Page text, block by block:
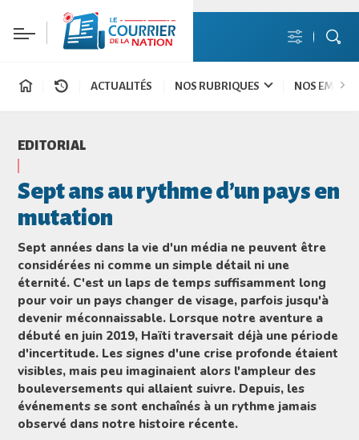
ACTUALITÉS NOS RUBRIQUES NOS
EDITORIAL
Sept ans au rythme d’un pays en
mutation
Sept années dans la vie d'un média ne peuvent être
considérées ni comme un simple détail ni une
éternité. C'est un laps de temps suffisamment long
pour voir un pays changer de visage, parfois jusqu'à
devenir méconnaissable. Lorsque notre aventure a
débuté en juin 2019, Haïti traversait déjà une période
d'incertitude. Les signes d'une crise profonde étaient
visibles, mais peu imaginaient alors l'ampleur des
bouleversements qui allaient suivre. Depuis, les
événements se sont enchaînés à un rythme jamais
observé dans notre histoire récente.